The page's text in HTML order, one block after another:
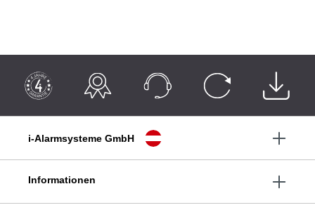
i-Alarmsysteme GmbH
Informationen